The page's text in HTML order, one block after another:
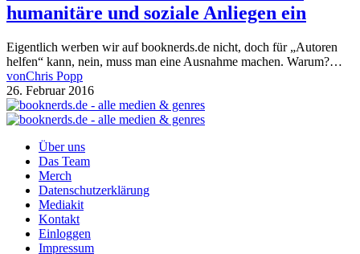
humanitäre und soziale Anliegen ein
Eigentlich werben wir auf booknerds.de nicht, doch für „Autoren
helfen“ kann, nein, muss man eine Ausnahme machen. Warum?…
vonChris Popp
26. Februar 2016
Über uns
Das Team
Merch
Datenschutzerklärung
Mediakit
Kontakt
Einloggen
Impressum